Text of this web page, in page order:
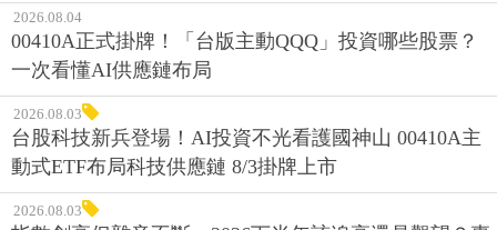
2026.08.04
00410A正式掛牌！「台版主動QQQ」投資哪些股票？
一次看懂AI供應鏈布局
2026.08.03
台股科技新兵登場！AI投資不光看護國神山 00410A主
動式ETF布局科技供應鏈 8/3掛牌上市
2026.08.03